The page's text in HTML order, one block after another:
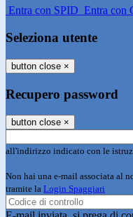
Entra con SPID Entra con
Seleziona utente
button close ×
Recupero password
button close ×
all'indirizzo indicato con le
Non hai una e-mail associata al
tramite la Login Spaggiari